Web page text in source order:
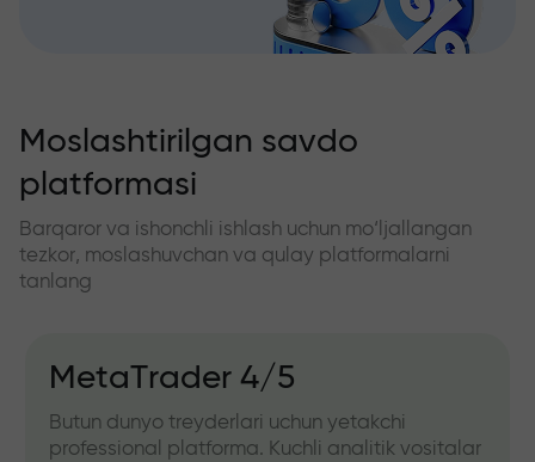
Moslashtirilgan savdo
platformasi
Barqaror va ishonchli ishlash uchun mo‘ljallangan
tezkor, moslashuvchan va qulay platformalarni
tanlang
MetaTrader 4/5
Butun dunyo treyderlari uchun yetakchi
professional platforma. Kuchli analitik vositalar